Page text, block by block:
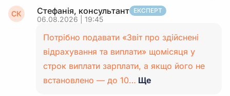
СК Стефанія, консультант ЕКСПЕРТ
06.08.2026 | 19:45
Потрібно подавати «Звіт про здійснені
відрахування та виплати» щомісяця у
строк виплати зарплати, а якщо його не
встановлено — до 10… Ще